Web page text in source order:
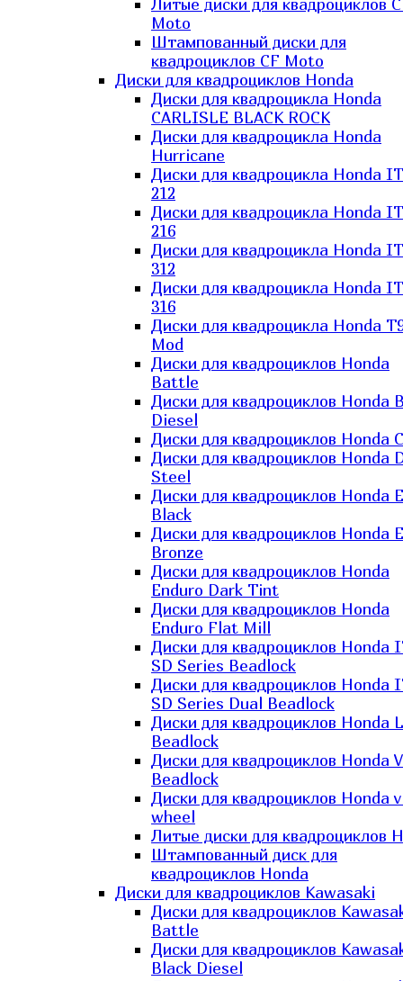
Литые диски для квадроциклов
Moto
Штампованный диски для
квадроциклов CF Moto
Диски для квадроциклов Honda
Диски для квадроцикла Honda
CARLISLE BLACK ROCK
Диски для квадроцикла Honda
Hurricane
Диски для квадроцикла Honda
212
Диски для квадроцикла Honda
216
Диски для квадроцикла Honda
312
Диски для квадроцикла Honda
316
Диски для квадроцикла Honda
Mod
Диски для квадроциклов Honda
Battle
Диски для квадроциклов Honda
Diesel
Диски для квадроциклов Honda
Диски для квадроциклов Honda
Steel
Диски для квадроциклов Honda
Black
Диски для квадроциклов Honda
Bronze
Диски для квадроциклов Honda
Enduro Dark Tint
Диски для квадроциклов Honda
Enduro Flat Mill
Диски для квадроциклов Honda
SD Series Beadlock
Диски для квадроциклов Honda
SD Series Dual Beadlock
Диски для квадроциклов Honda
Beadlock
Диски для квадроциклов Honda
Beadlock
Диски для квадроциклов Honda
wheel
Литые диски для квадроциклов
Штампованный диск для
квадроциклов Honda
Диски для квадроциклов Kawasaki
Диски для квадроциклов
Battle
Диски для квадроциклов
Black Diesel